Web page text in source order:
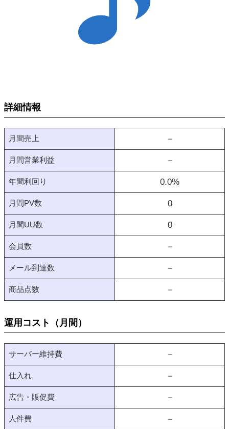
詳細情報
月間売上 －
月間営業利益 －
年間利回り 0.0%
月間PV数 0
月間UU数 0
会員数 －
メール到達数 －
商品点数 －
運用コスト（月間）
サーバー維持費 －
仕入れ －
広告・販促費 －
人件費 －